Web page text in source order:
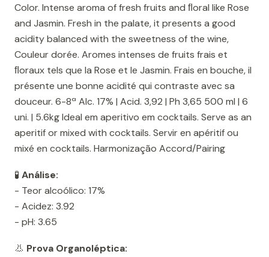
Color. Intense aroma of fresh fruits and ﬂoral like Rose
and Jasmin. Fresh in the palate, it presents a good
acidity balanced with the sweetness of the wine,
Couleur dorée. Aromes intenses de fruits frais et
ﬂoraux tels que la Rose et le Jasmin. Frais en bouche, il
présente une bonne acidité qui contraste avec sa
douceur. 6-8ª Alc. 17% | Acid. 3,92 | Ph 3,65 500 ml | 6
uni. | 5.6kg Ideal em aperitivo em cocktails. Serve as an
aperitif or mixed with cocktails. Servir en apéritif ou
mixé en cocktails. Harmonização Accord/Pairing
🧪 Análise:
- Teor alcoólico: 17%
- Acidez: 3.92
- pH: 3.65
👃 Prova Organoléptica: